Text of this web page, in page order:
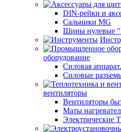
DIN-рейки и
Сальники MG
Шины нулевые
оборудование
Силовая
Силовые
вентиляторы
Вентиляторы
Маты
Электрические